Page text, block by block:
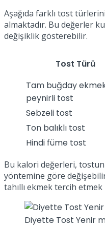
Aşağıda farklı tost
almaktadır. Bu değerler
değişiklik gösterebilir.
Tost Türü
Tam buğday
peynirli tost
Sebzeli tost
Ton balıklı tost
Hindi füme tost
Bu kalori değerleri,
yöntemine göre
tahıllı ekmek tercih
Diyette Tost Yenir